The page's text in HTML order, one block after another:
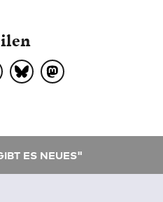
ES NEUES"